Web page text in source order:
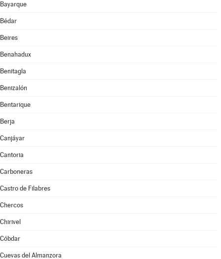
Bayarque
Bédar
Beires
Benahadux
Benitagla
Benizalón
Bentarique
Berja
Canjáyar
Cantoria
Carboneras
Castro de Filabres
Chercos
Chirivel
Cóbdar
Cuevas del Almanzora